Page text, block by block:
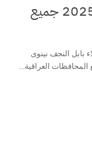
نتائج الثالث المتوسط الدور الثالث 2025 جميع
كربلاء بابل النجف نينوى
المحافظات العراقية...